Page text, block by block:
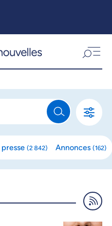
presse (2 842) Annonces (162)